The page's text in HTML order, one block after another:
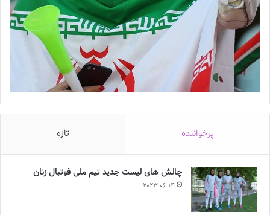
پرخواننده تازه
چالش هاى ليست جدید تيم ملى فوتبال زنان
2023-06-14